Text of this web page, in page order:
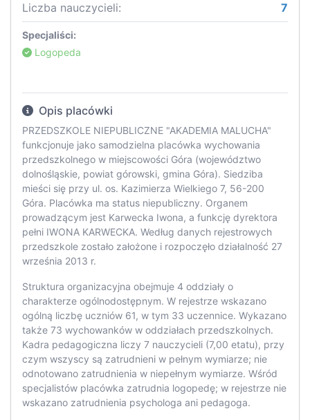
Liczba nauczycieli:
7
Specjaliści:
Logopeda
Opis placówki
PRZEDSZKOLE NIEPUBLICZNE "AKADEMIA MALUCHA"
funkcjonuje jako samodzielna placówka wychowania
przedszkolnego w miejscowości Góra (województwo
dolnośląskie, powiat górowski, gmina Góra). Siedziba
mieści się przy ul. os. Kazimierza Wielkiego 7, 56-200
Góra. Placówka ma status niepubliczny. Organem
prowadzącym jest Karwecka Iwona, a funkcję dyrektora
pełni IWONA KARWECKA. Według danych rejestrowych
przedszkole zostało założone i rozpoczęło działalność 27
września 2013 r.
Struktura organizacyjna obejmuje 4 oddziały o
charakterze ogólnodostępnym. W rejestrze wskazano
ogólną liczbę uczniów 61, w tym 33 uczennice. Wykazano
także 73 wychowanków w oddziałach przedszkolnych.
Kadra pedagogiczna liczy 7 nauczycieli (7,00 etatu), przy
czym wszyscy są zatrudnieni w pełnym wymiarze; nie
odnotowano zatrudnienia w niepełnym wymiarze. Wśród
specjalistów placówka zatrudnia logopedę; w rejestrze nie
wskazano zatrudnienia psychologa ani pedagoga.